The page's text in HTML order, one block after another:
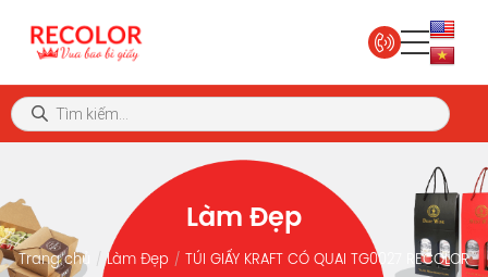
Làm Đẹp
Trang chủ Làm Đẹp TÚI GIẤY KRAFT CÓ QUAI TG0027 RECOLOR